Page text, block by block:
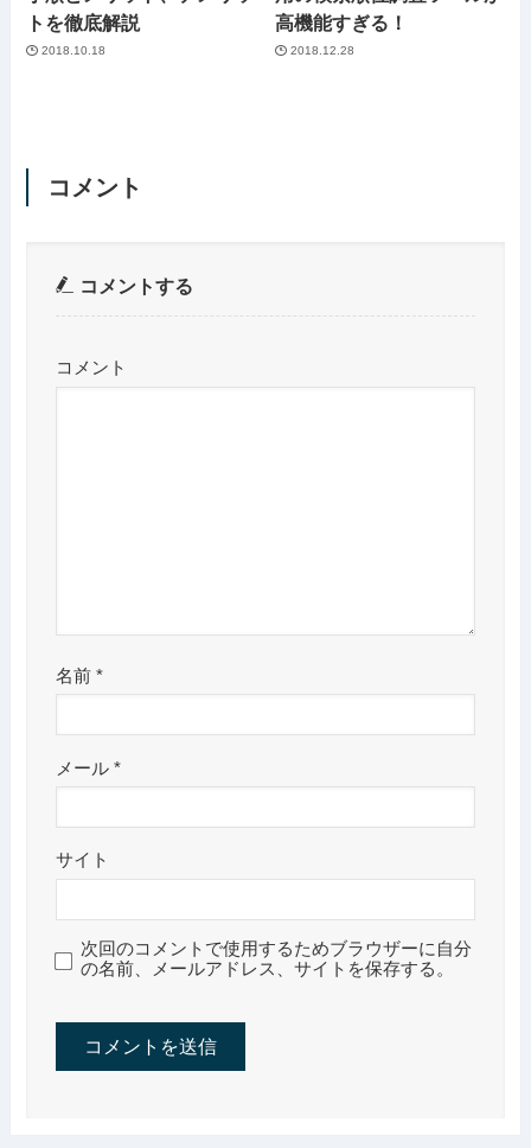
トを徹底解説
2018.10.18
高機能すぎる！
2018.12.28
コメント
コメントする
コメント
名前 *
メール *
サイト
次回のコメントで使用するためブラウザーに自分
の名前、メールアドレス、サイトを保存する。